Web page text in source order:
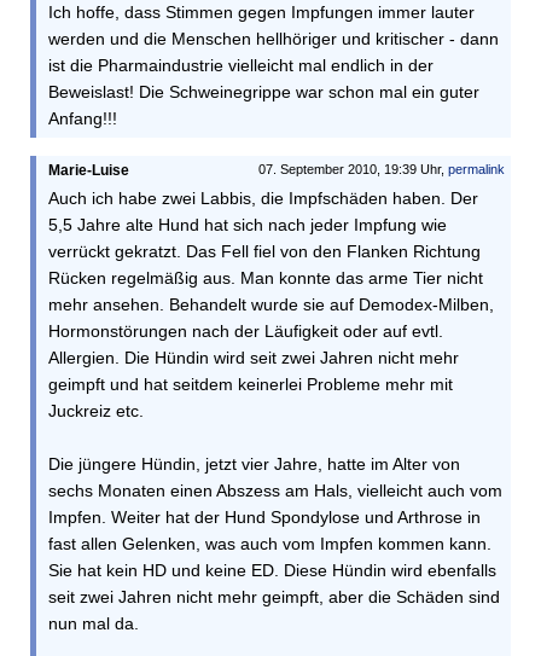
Ich hoffe, dass Stimmen gegen Impfungen immer lauter
werden und die Menschen hellhöriger und kritischer - dann
ist die Pharmaindustrie vielleicht mal endlich in der
Beweislast! Die Schweinegrippe war schon mal ein guter
Anfang!!!
07. September 2010, 19:39 Uhr, permalink
Marie-Luise
Auch ich habe zwei Labbis, die Impfschäden haben. Der
5,5 Jahre alte Hund hat sich nach jeder Impfung wie
verrückt gekratzt. Das Fell fiel von den Flanken Richtung
Rücken regelmäßig aus. Man konnte das arme Tier nicht
mehr ansehen. Behandelt wurde sie auf Demodex-Milben,
Hormonstörungen nach der Läufigkeit oder auf evtl.
Allergien. Die Hündin wird seit zwei Jahren nicht mehr
geimpft und hat seitdem keinerlei Probleme mehr mit
Juckreiz etc.
Die jüngere Hündin, jetzt vier Jahre, hatte im Alter von
sechs Monaten einen Abszess am Hals, vielleicht auch vom
Impfen. Weiter hat der Hund Spondylose und Arthrose in
fast allen Gelenken, was auch vom Impfen kommen kann.
Sie hat kein HD und keine ED. Diese Hündin wird ebenfalls
seit zwei Jahren nicht mehr geimpft, aber die Schäden sind
nun mal da.